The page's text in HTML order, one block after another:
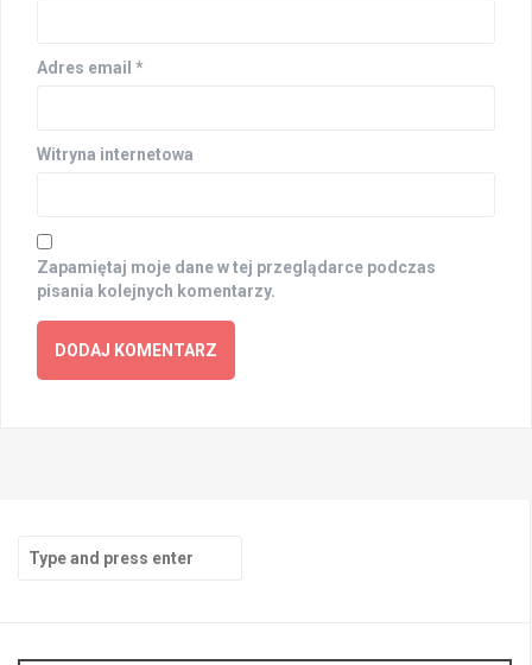
Adres email *
Witryna internetowa
Zapamiętaj moje dane w tej przeglądarce podczas
pisania kolejnych komentarzy.
for: